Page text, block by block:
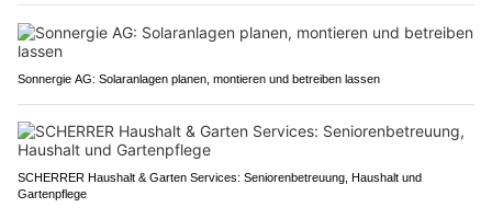
Sonnergie AG: Solaranlagen planen, montieren und betreiben lassen
SCHERRER Haushalt & Garten Services: Seniorenbetreuung, Haushalt und
Gartenpflege